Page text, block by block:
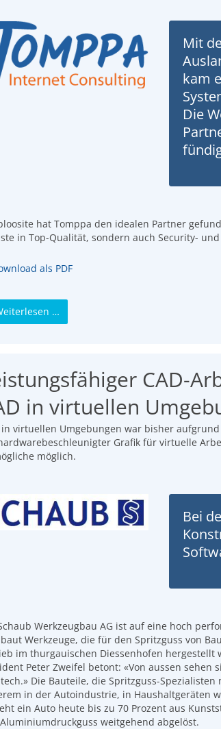
Mit
kam
Die
hat Tomppa den idealen Partner
in Top-Qualität, sondern auch Security-
als PDF
…
CAD-
in virtuellen
in virtuellen Umgebungen war bisher
Grafik für virtuelle
möglich.
Bei
Werkzeugbau AG ist auf eine hoch
Werkzeuge, die für den Spritzguss von
im thurgauischen Diessenhofen hergestellt
Peter Zweifel betont: «Von aussen
Die Bauteile, die Spritzguss-
in der Autoindustrie, in Haushaltgeräten
ein Auto heute bis zu 70 Prozent aus
weitgehend abgelöst.